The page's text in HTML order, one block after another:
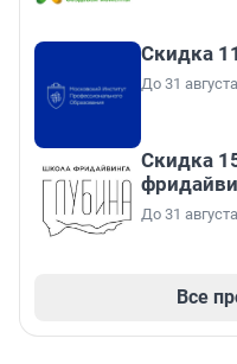
Скидка
До 31
Скидка
До 31
Все